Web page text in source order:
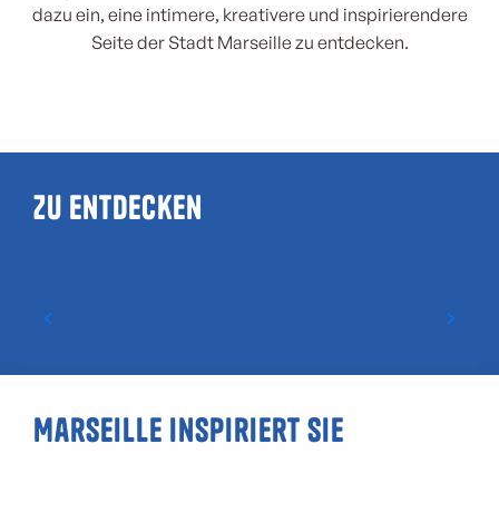
dazu ein, eine intimere, kreativere und inspirierendere
Seite der Stadt Marseille zu entdecken.
Zu entdecken
Marseille inspiriert Sie